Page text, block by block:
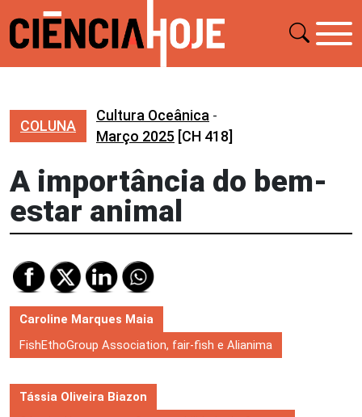
COLUNA
Cultura Oceânica -
Março 2025 [CH 418]
A importância do bem-
estar animal
Caroline Marques Maia
FishEthoGroup Association, fair-fish e Alianima
Tássia Oliveira Biazon